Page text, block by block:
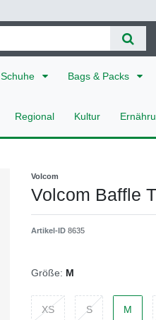
Schuhe Bags & Packs
Regional Kultur
Volcom
Volcom Baffle
Artikel-ID 8635
Größe: M
XS S M